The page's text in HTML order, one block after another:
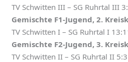
TV Schwitten III – SG Ruhrtal III
Gemischte F1-Jugend, 2.
TV Schwitten I – SG Ruhrtal I
Gemischte F2-Jugend, 3.
TV Schwitten II – SG Ruhrtal II 5:3